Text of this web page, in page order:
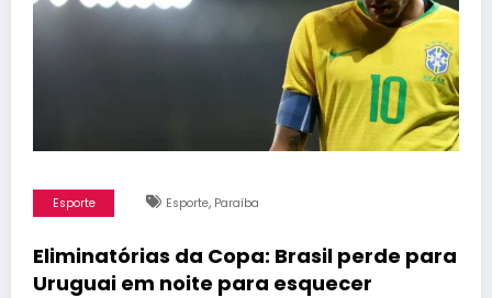
Esporte Esporte, Paraíba
Eliminatórias da Copa: Brasil perde para
Uruguai em noite para esquecer